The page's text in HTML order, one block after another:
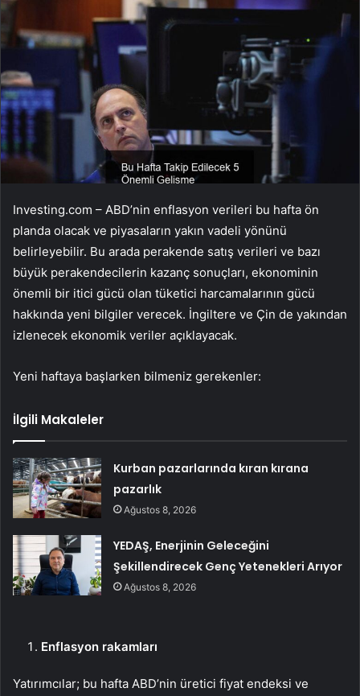
Investing.com – ABD’nin enflasyon verileri bu hafta ön
planda olacak ve piyasaların yakın vadeli yönünü
belirleyebilir. Bu arada perakende satış verileri ve bazı
büyük perakendecilerin kazanç sonuçları, ekonominin
önemli bir itici gücü olan tüketici harcamalarının gücü
hakkında yeni bilgiler verecek. İngiltere ve Çin de yakından
izlenecek ekonomik veriler açıklayacak.
Yeni haftaya başlarken bilmeniz gerekenler:
İlgili Makaleler
Kurban pazarlarında kıran kırana
pazarlık
Ağustos 8, 2026
YEDAŞ, Enerjinin Geleceğini
Şekillendirecek Genç Yetenekleri Arıyor
Ağustos 8, 2026
Enflasyon rakamları
Yatırımcılar; bu hafta ABD’nin üretici fiyat endeksi ve